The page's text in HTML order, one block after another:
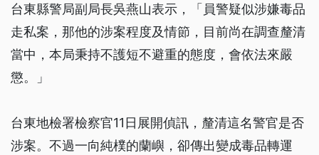
台東縣警局副局長吳燕山表示，「員警疑似涉嫌毒品
走私案，那他的涉案程度及情節，目前尚在調查釐清
當中，本局秉持不護短不避重的態度，會依法來嚴
懲。」
台東地檢署檢察官11日展開偵訊，釐清這名警官是否
涉案。不過一向純樸的蘭嶼，卻傳出變成毒品轉運